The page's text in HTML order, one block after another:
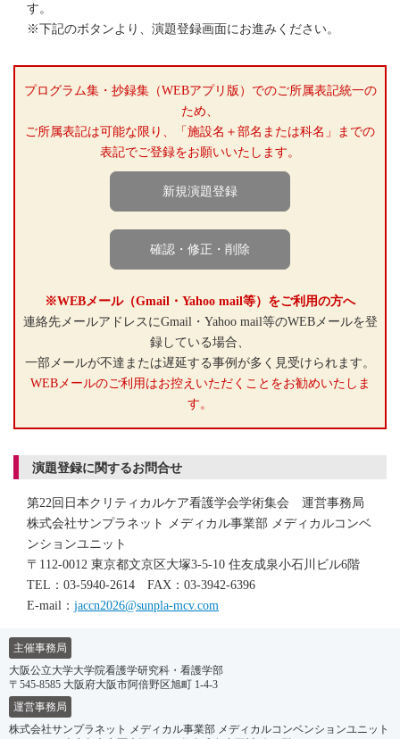
す。
※下記のボタンより、演題登録画面にお進みください。
プログラム集・抄録集（WEBアプリ版）でのご所属表記統一の
ため、
ご所属表記は可能な限り、「施設名＋部名または科名」までの
表記でご登録をお願いいたします。
新規演題登録
確認・修正・削除
※WEBメール（Gmail・Yahoo mail等）をご利用の方へ
連絡先メールアドレスにGmail・Yahoo mail等のWEBメールを登
録している場合、
一部メールが不達または遅延する事例が多く見受けられます。
WEBメールのご利用はお控えいただくことをお勧めいたしま
す。
演題登録に関するお問合せ
第22回日本クリティカルケア看護学会学術集会 運営事務局
株式会社サンプラネット メディカル事業部 メディカルコンベ
ンションユニット
〒112-0012 東京都文京区大塚3-5-10 住友成泉小石川ビル6階
TEL：03-5940-2614 FAX：03-3942-6396
E-mail： jaccn2026@sunpla-mcv.com
主催事務局
大阪公立大学大学院看護学研究科・看護学部
〒545-8585 大阪府大阪市阿倍野区旭町 1-4-3
運営事務局
株式会社サンプラネット メディカル事業部 メディカルコンベンションユニット